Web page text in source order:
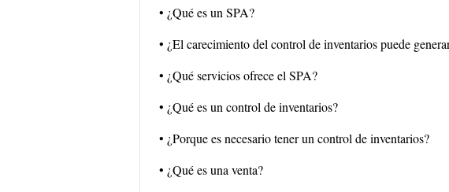
• ¿Qué es un SPA?
• ¿El carecimiento del control de inventarios puede
• ¿Qué servicios ofrece el SPA?
• ¿Qué es un control de inventarios?
• ¿Porque es necesario tener un control de inventarios?
• ¿Qué es una venta?